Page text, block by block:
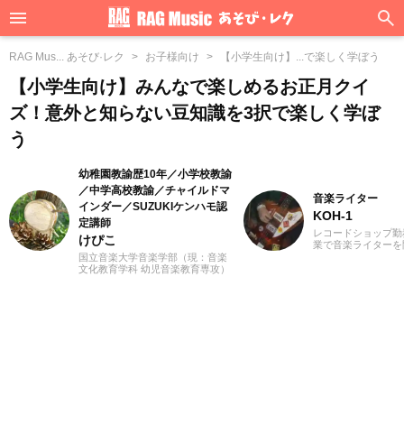
RAG Mus... あそび·レク お子様向け 【小学生向け】...で楽しく学ぼう
【小学生向け】みんなで楽しめるお正月クイ
ズ！意外と知らない豆知識を3択で楽しく学ぼ
う
幼稚園教諭歴10年／小学校教諭
／中学高校教諭／チャイルドマ
インダー／SUZUKIケンハモ認
定講師
けぴこ
国立音楽大学音楽学部（現：音楽
文化教育学科 幼児音楽教育専攻）
音楽ライター
KOH-1
レコードショップ
業で音楽ライター